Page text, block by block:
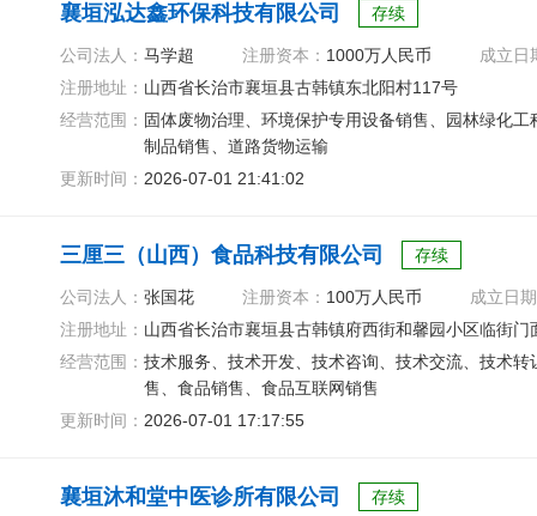
襄垣泓达鑫环保科技有限公司 存续
公司法人： 马学超 注册资本： 1000万人民币
成立日
注册地址： 山西省长治市襄垣县古韩镇东北阳村117号
经营范围： 固体废物治理、环境保护专用设备销售、园林绿化
制品销售、道路货物运输
更新时间： 2026-07-01 21:41:02
三厘三（山西）食品科技有限公司 存续
公司法人： 张国花 注册资本： 100万人民币
成立日
注册地址： 山西省长治市襄垣县古韩镇府西街和馨园小区临街门
经营范围： 技术服务、技术开发、技术咨询、技术交流、技术
售、食品销售、食品互联网销售
更新时间： 2026-07-01 17:17:55
襄垣沐和堂中医诊所有限公司 存续